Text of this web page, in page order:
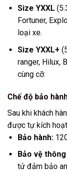
Size YXXL
Fortuner,
loại xe.
Size YXXL+
ranger, Hilux,
cùng cỡ.
Chế độ bảo
Sau khi khách
được tự kích
Bảo hành:
Bảo vệ
tử đảm bảo